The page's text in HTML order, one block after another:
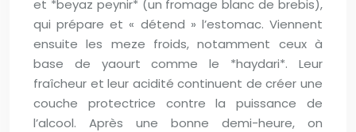
et *beyaz peynir* (un fromage blanc de brebis),
qui prépare et « détend » l’estomac. Viennent
ensuite les meze froids, notamment ceux à
base de yaourt comme le *haydari*. Leur
fraîcheur et leur acidité continuent de créer une
couche protectrice contre la puissance de
l’alcool. Après une bonne demi-heure, on